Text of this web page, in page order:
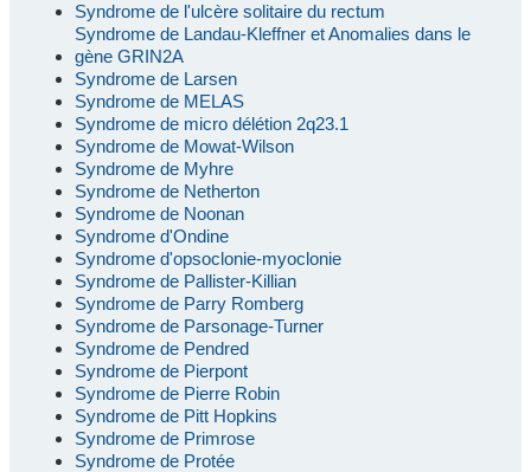
Syndrome de l'ulcère solitaire du rectum
Syndrome de Landau-Kleffner et Anomalies dans le
gène GRIN2A
Syndrome de Larsen
Syndrome de MELAS
Syndrome de micro délétion 2q23.1
Syndrome de Mowat-Wilson
Syndrome de Myhre
Syndrome de Netherton
Syndrome de Noonan
Syndrome d'Ondine
Syndrome d'opsoclonie-myoclonie
Syndrome de Pallister-Killian
Syndrome de Parry Romberg
Syndrome de Parsonage-Turner
Syndrome de Pendred
Syndrome de Pierpont
Syndrome de Pierre Robin
Syndrome de Pitt Hopkins
Syndrome de Primrose
Syndrome de Protée